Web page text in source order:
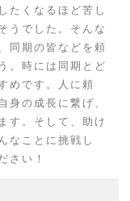
たくなるほど苦し
うでした。そんな
同期の皆などを頼
。時には同期とど
めです。人に頼
身の成長に繋げ、
す。そして、助け
なことに挑戦し
さい！